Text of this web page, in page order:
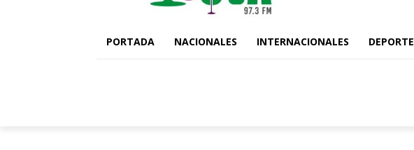
PORTADA NACIONALES INTERNACIONALES DEPORTE